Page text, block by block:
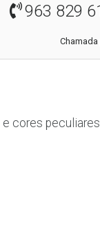
963 829
Chamada
cores